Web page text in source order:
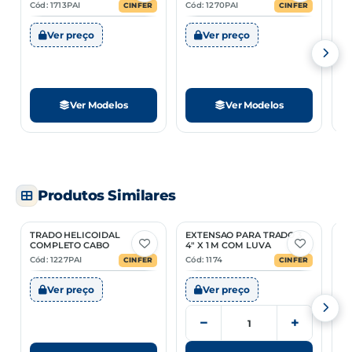
Cód: 1713PAI
CINFER
Ver preço
Ver Modelos
Cód: 1270PAI CINFER
Ver preço
Ver Modelos
Produtos Similares
3 Opções
TRADO HELICOIDAL
COMPLETO CABO
Cód: 1227PAI
CINFER
Ver preço
EXTENSAO PARA TRADO 3
4" X 1 M COM LUVA
Cód: 1174
CINFER
Ver preço
− +